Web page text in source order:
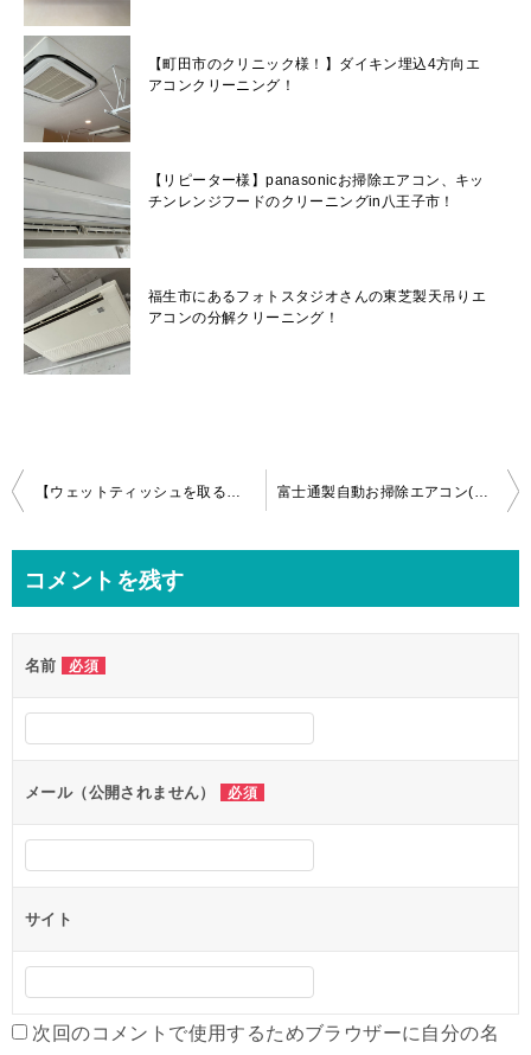
【町田市のクリニック様！】ダイキン埋込4方向エ
アコンクリーニング！
【リピーター様】panasonicお掃除エアコン、キッ
チンレンジフードのクリーニングin八王子市！
福生市にあるフォトスタジオさんの東芝製天吊りエ
アコンの分解クリーニング！
投
ビ
ー
シ
ョ
ン
コメントを残す
名前 必須
メール（公開されません） 必須
サイト
次回のコメントで使用するためブラウザーに自分の名